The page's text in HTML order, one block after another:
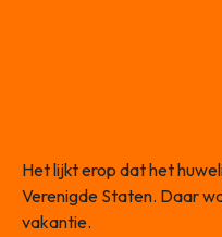
Het lijkt erop dat het
Verenigde Staten. Daar
vakantie.